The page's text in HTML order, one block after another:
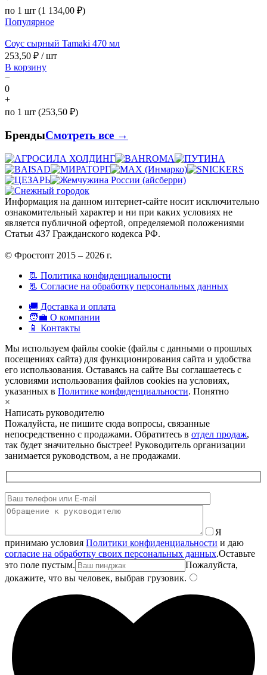
по 1 шт (1 134,00 ₽)
Популярное
Соус сырный Tamaki 470 мл
253,50 ₽ / шт
В корзину
−
0
+
по 1 шт (253,50 ₽)
БрендыСмотреть все →
Информация на данном интернет-сайте носит исключительно
ознакомительный характер и ни при каких условиях не
является публичной офертой, определяемой положениями
Статьи 437 Гражданского кодекса РФ.
© Фростопт 2015 – 2026 г.
📃 Политика конфиденциальности
📃 Согласие на обработку персональных данных
🚚 Доставка и оплата
🧑‍💼 О компании
📱 Контакты
Мы используем файлы cookie (файлы с данными о прошлых
посещениях сайта) для функционирования сайта и удобства
его использования. Оставаясь на сайте Вы соглашаетесь с
условиями использования файлов cookies на условиях,
указанных в Политике конфиденциальности. Понятно
×
Написать руководителю
Пожалуйста, не пишите сюда вопросы, связанные
непосредственно с продажами. Обратитесь в отдел продаж,
так будет значительно быстрее! Руководитель организации
занимается руководством, а не продажами.
Я
принимаю условия Политики конфиденциальности и даю
согласие на обработку своих персональных данных.Оставьте
это поле пустым.
Пожалуйста,
докажите, что вы человек, выбрав грузовик.